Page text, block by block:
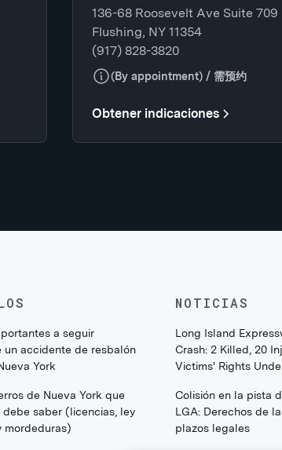
136-68 Roosevelt Ave Suite 709
Flushing, NY 11354
(917) 828-3820
(By appointment) / 需预约
Obtener indicaciones
a seguir
un accidente de resbalón
York
de Nueva York que
saber (licencias, ley
mordeduras)
NOTICIAS
Long Island
Crash: 2 Killed, 20
Victims' Rights
Colisión en la pista
LGA: Derechos de
plazos legales